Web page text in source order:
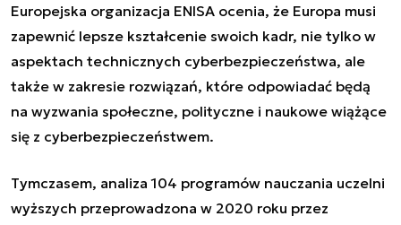
Europejska organizacja ENISA ocenia, że Europa musi
zapewnić lepsze kształcenie swoich kadr, nie tylko w
aspektach technicznych cyberbezpieczeństwa, ale
także w zakresie rozwiązań, które odpowiadać będą
na wyzwania społeczne, polityczne i naukowe wiążące
się z cyberbezpieczeństwem.
Tymczasem, analiza 104 programów nauczania uczelni
wyższych przeprowadzona w 2020 roku przez